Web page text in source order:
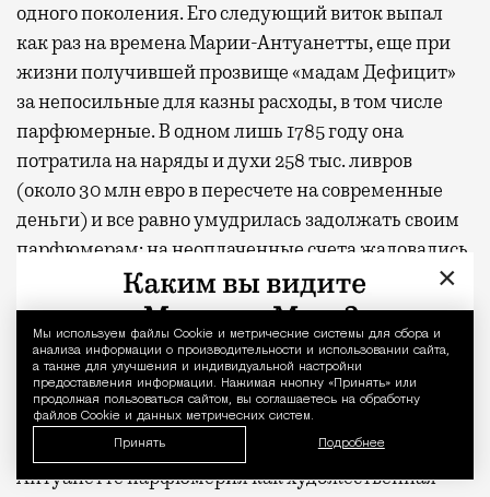
Уведомление
Мы используем файлы Сookie и метрические системы для сбора и
анализа информации о производительности и использовании сайта,
а также для улучшения и индивидуальной настройки
предоставления информации. Нажимая кнопку «Принять» или
продолжая пользоваться сайтом, вы соглашаетесь на обработку
файлов Cookie и данных метрических систем.
Принять Подробнее
одного поколения. Его следующий виток выпал
как раз на времена Марии-Антуанетты, еще при
жизни получившей прозвище «мадам Дефицит»
за непосильные для казны расходы, в том числе
парфюмерные. В одном лишь 1785 году она
потратила на наряды и духи 258 тыс. ливров
(около 30 млн евро в пересчете на современные
деньги) и все равно умудрилась задолжать своим
парфюмерам: на неоплаченные счета жаловались
и ее любимый «нос» Жан-Луи Фаржон, и
основатель парфюмерной династии Жан-
Франсуа Убиган.
Но здесь тот самый случай, когда количество —
потраченных денег и произведенных духов — в
итоге переросло в качество: при Марии-
Антуанетте парфюмерия как художественная
×